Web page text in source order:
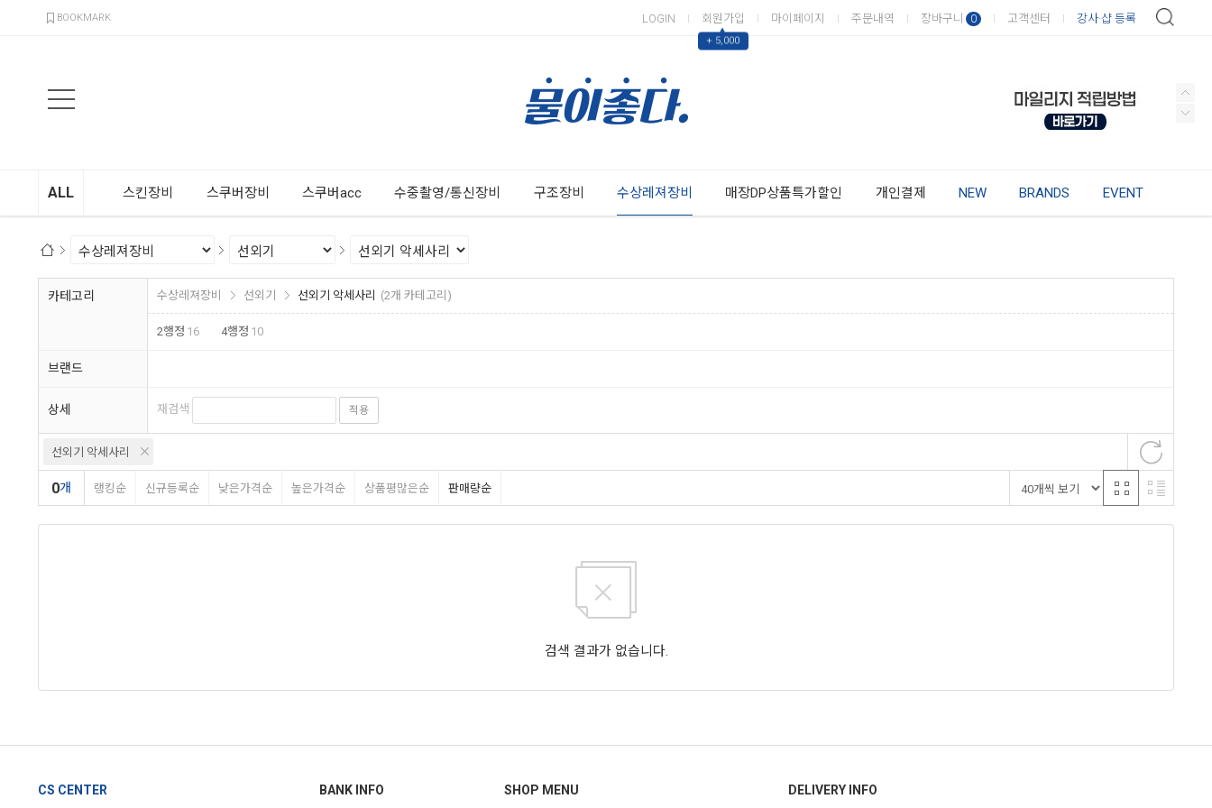
BOOKMARK LOGIN 회원가입
▲
+ 5,000
마이페이지 주문내역 장바구니 0 고객센터 강사·샵 등록
ALL 스킨장비 스쿠버장비 스쿠버acc 수중촬영/통신장비 구조장비 수상레져장비 매장DP상품특가할인 개인결제 NEW BRANDS EVENT
카테고리 수상레져장비 선외기 선외기 악세사리 (2개 카테고리)
2행정 16 4행정 10
브랜드
상세 재검색 적용
선외기 악세사리
0개 랭킹순 신규등록순 낮은가격순 높은가격순 상품평많은순 판매량순
검색 결과가 없습니다.
CS CENTER BANK INFO SHOP MENU DELIVERY INFO